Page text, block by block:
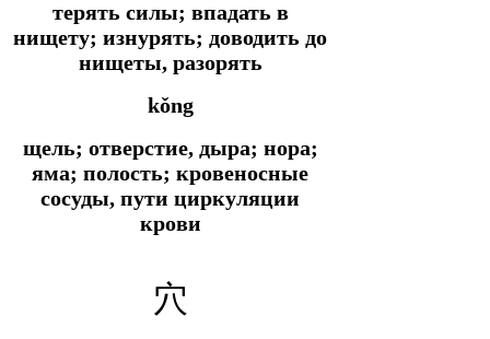
терять силы; впадать в
нищету; изнурять; доводить до
нищеты, разорять
kǒng
щель; отверстие, дыра; нора;
яма; полость; кровеносные
сосуды, пути циркуляции
крови
穴